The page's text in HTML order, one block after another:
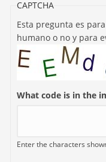
CAPTCHA
Esta pregunta es
humano o no y para
What code is in the
Enter the characters